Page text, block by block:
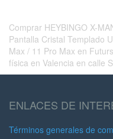
Comprar HEYBINGO X-
Pantalla Cristal Templado
Max / 11 Pro Max en
física en Valencia en calle
ENLACES DE
Términos generales de